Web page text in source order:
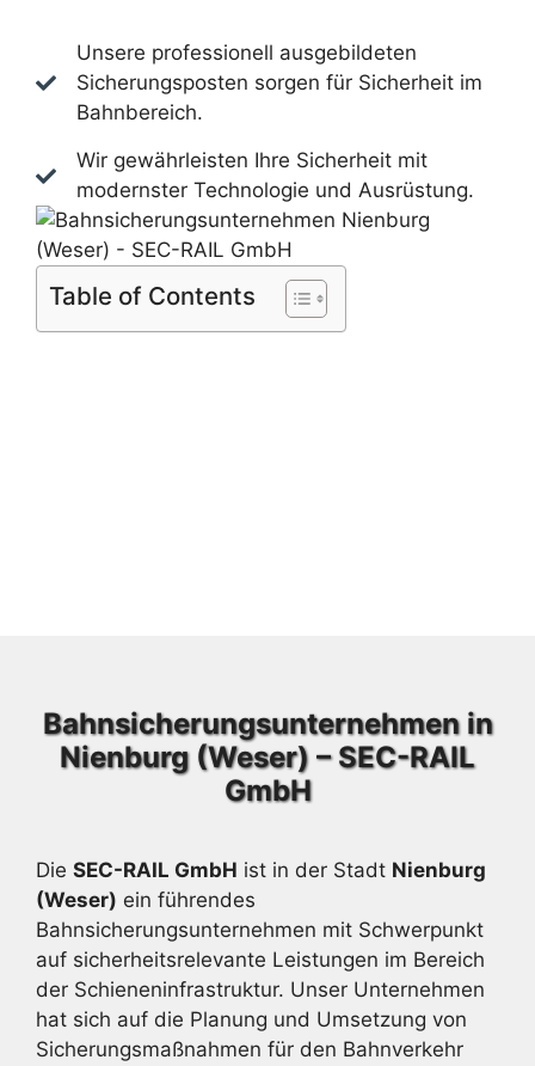
Unsere professionell ausgebildeten
Sicherungsposten sorgen für Sicherheit im
Bahnbereich.
Wir gewährleisten Ihre Sicherheit mit
modernster Technologie und Ausrüstung.
Table of Contents
Bahnsicherungsunternehmen in
Nienburg (Weser) – SEC-RAIL
GmbH
Die SEC-RAIL GmbH ist in der Stadt Nienburg
(Weser) ein führendes
Bahnsicherungsunternehmen mit Schwerpunkt
auf sicherheitsrelevante Leistungen im Bereich
der Schieneninfrastruktur. Unser Unternehmen
hat sich auf die Planung und Umsetzung von
Sicherungsmaßnahmen für den Bahnverkehr